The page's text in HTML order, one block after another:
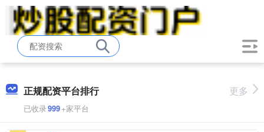
正规配资平台排行
已收录999+家平台
更多